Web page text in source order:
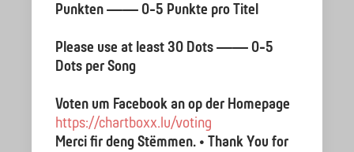
Punkten —— 0-5 Punkte pro Titel
Please use at least 30 Dots —— 0-5
Dots per Song
Voten um Facebook an op der Homepage
https://chartboxx.lu/voting
Merci fir deng Stëmmen. • Thank You for